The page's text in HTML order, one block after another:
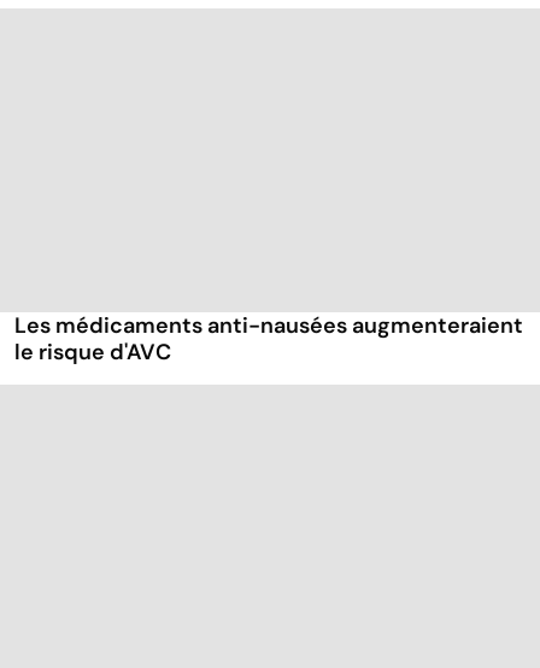
Les médicaments anti-nausées augmenteraient
le risque d'AVC